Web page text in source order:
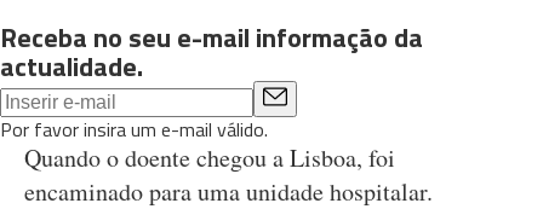
Receba no seu e-mail informação da
actualidade.
Por favor insira um e-mail válido.
Quando o doente chegou a Lisboa, foi
encaminado para uma unidade hospitalar.